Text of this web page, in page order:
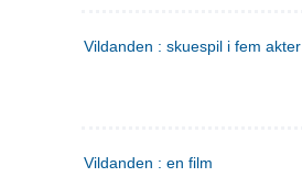
Vildanden : skuespil i fem akter
Vildanden : en film